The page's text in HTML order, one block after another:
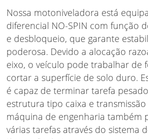
Nossa motoniveladora está
diferencial NO-SPIN com função
e desbloqueio, que garante
poderosa. Devido a alocação
eixo, o veículo pode trabalhar de
cortar a superfície de solo duro.
é capaz de terminar tarefa
estrutura tipo caixa e transmissão
máquina de engenharia também
várias tarefas através do sistema